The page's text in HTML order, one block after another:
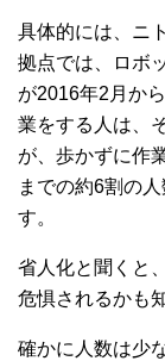
具体的には、ニ
拠点では、ロボ
が2016年2月か
業をする人は、
が、歩かずに作
までの約6割の
す。
省人化と聞くと、
危惧されるかも
確かに人数は少